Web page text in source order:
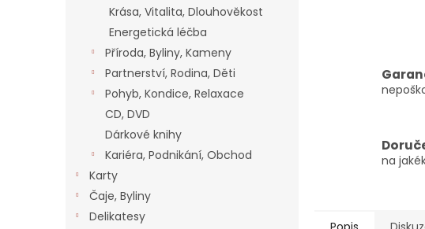
Krása, Vitalita, Dlouhověkost
Energetická léčba
Příroda, Byliny, Kameny
Partnerství, Rodina, Děti
Pohyb, Kondice, Relaxace
CD, DVD
Dárkové knihy
Kariéra, Podnikání, Obchod
Karty
Čaje, Byliny
Delikatesy
na